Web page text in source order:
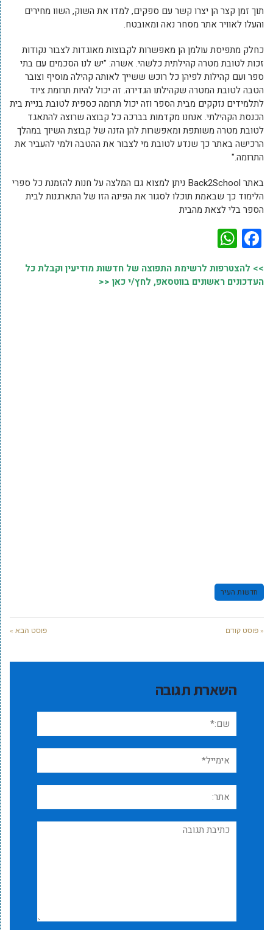
תוך זמן קצר הן יצרו קשר עם ספקים, למדו את השוק, השוו מחירים
והעלו לאוויר אתר מסחר נאה ומאובטח.
כחלק מתפיסת עולמן הן מאפשרות לקבוצות מאוגדות לצבור נקודות
זכות לטובת מטרה קהילתית כלשהי. אשרה: "יש לנו הסכמים עם בתי
ספר ועם קהילות לפיהן כל רוכש ששייך לאותה קהילה מוסיף וצובר
הטבה לטובת המטרה שקהילתו הגדירה. זה יכול להיות תרומת ציוד
לתלמידים נזקקים מבית הספר וזה יכול תרומה כספית לטובת בניית בית
הכנסת הקהילתי. אנחנו מקדמות בברכה כל קבוצה שרוצה להתאגד
לטובת מטרה משותפת ומאפשרות להן הזנה של קבוצת השיוך במהלך
הרכישה באתר כך שנדע לטובת מי לצבור את ההטבה ולמי להעביר את
התרומה."
באתר Back2School ניתן למצוא גם המלצה על חנות להזמנת כל ספרי
הלימוד כך שבאמת תוכלו לסגור את הפינה הזו של התארגנות לבית
הספר בלי לצאת מהבית
Facebook
>> להצטרפות לרשימת התפוצה של חדשות מודיעין וקבלת כל
העדכונים ראשונים בווטסאפ, לחץ/י כאן <<
חדשות העיר
« פוסט קודם פוסט הבא »
השארת תגובה
שם:*
אימייל*
אתר:
תגובה